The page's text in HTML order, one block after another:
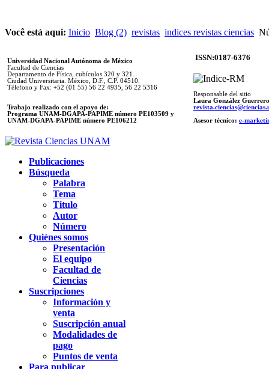
Você está aqui: Inicio Blog (2) revistas indices revistas ciencias
Universidad Nacional Autónoma de México
Facultad de Ciencias
Departamento de Física, cubículos 320 y 321.
Ciudad Universitaria. México, D.F., C.P. 04510.
Télefono y Fax: +52 (01 55) 56 22 4935, 56 22 5316
Trabajo realizado con el apoyo de:
Programa UNAM-DGAPA-PAPIME número PE103509 y
UNAM-DGAPA-PAPIME número PE106212
ISSN:0187-6376
Responsable del sitio
Laura González Guerrero
Asesor técnico: e-
Publicaciones
Búsqueda
Palabra
Tema
Titulo
Autor
Número
Quiénes somos
Presentación
El equipo
Facultad de
Ciencias
Suscripciones
Información y
venta
Suscripción anual
Modalidades de
pago
Puntos de venta
Para publicar